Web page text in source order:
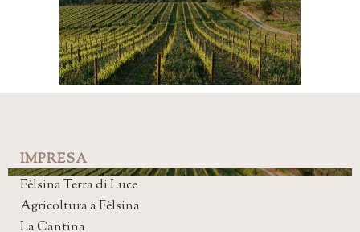
IMPRESA
Fèlsina Terra di Luce
Agricoltura a Fèlsina
La Cantina